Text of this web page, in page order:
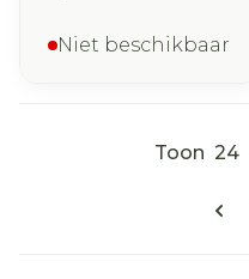
Niet beschikbaar
Toon